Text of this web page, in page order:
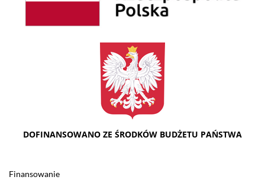
DOFINANSOWANO ZE ŚRODKÓW BUDŻETU PAŃSTWA
Finansowanie